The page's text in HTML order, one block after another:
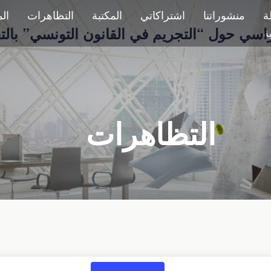
التظاهرات المكتبة اشتراكاتي منشوراتنا
التظاهرات
حول “التجريم في القانون التونسي”